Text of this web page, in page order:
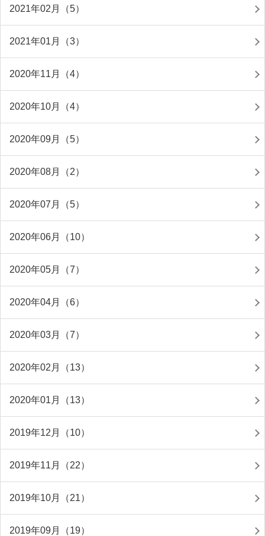
2021年02月（5）
2021年01月（3）
2020年11月（4）
2020年10月（4）
2020年09月（5）
2020年08月（2）
2020年07月（5）
2020年06月（10）
2020年05月（7）
2020年04月（6）
2020年03月（7）
2020年02月（13）
2020年01月（13）
2019年12月（10）
2019年11月（22）
2019年10月（21）
2019年09月（19）